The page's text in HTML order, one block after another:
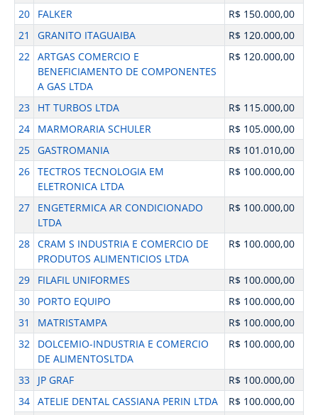
20
FALKER
R$ 150.000,00
21
GRANITO ITAGUAIBA
R$ 120.000,00
22 ARTGAS COMERCIO E
BENEFICIAMENTO DE COMPONENTES
A GAS LTDA
R$ 120.000,00
23 HT TURBOS LTDA
R$ 115.000,00
24
MARMORARIA SCHULER
R$ 105.000,00
25
GASTROMANIA
R$ 101.010,00
26 TECTROS TECNOLOGIA EM
ELETRONICA LTDA
R$ 100.000,00
27
ENGETERMICA AR CONDICIONADO
LTDA
R$ 100.000,00
28 CRAM S INDUSTRIA E COMERCIO DE
PRODUTOS ALIMENTICIOS LTDA
R$ 100.000,00
29 FILAFIL UNIFORMES
R$ 100.000,00
30
PORTO EQUIPO
R$ 100.000,00
31
MATRISTAMPA
R$ 100.000,00
32
DOLCEMIO-INDUSTRIA E COMERCIO
DE ALIMENTOSLTDA
R$ 100.000,00
33 JP GRAF
R$ 100.000,00
34 ATELIE DENTAL CASSIANA PERIN LTDA
R$ 100.000,00